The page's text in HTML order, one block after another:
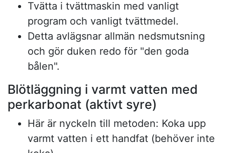
Tvätta i tvättmaskin med vanligt
program och vanligt tvättmedel.
Detta avlägsnar allmän nedsmutsning
och gör duken redo för "den goda
bålen".
Blötläggning i varmt vatten med
perkarbonat (aktivt syre)
Här är nyckeln till metoden: Koka upp
varmt vatten i ett handfat (behöver inte